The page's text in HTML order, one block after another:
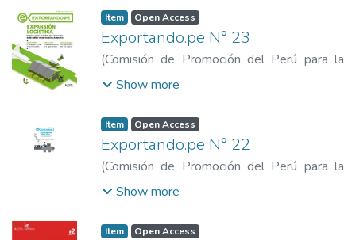
y el Turismo
Item Open Access
Exportando.pe N° 23
(Comisión de Promoción del Perú para la
Exportación y el Turismo
Exportación y el Turismo
Show more
Item Open Access
Exportando.pe N° 22
(Comisión de Promoción del Perú para la
Exportación y el Turismo
y el Turismo
Show more
Item Open Access